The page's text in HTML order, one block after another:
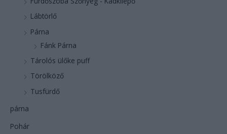
Lábtörlő
Párna
Fánk Párna
Tárolós ülőke puff
Törölköző
Tusfürdő
párna
Pohár